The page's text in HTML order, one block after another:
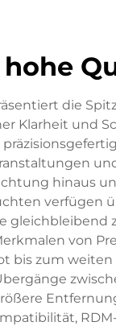
hohe
die
Klarheit und
hinaus
verfügen
gleichbleibend
von
bis zum